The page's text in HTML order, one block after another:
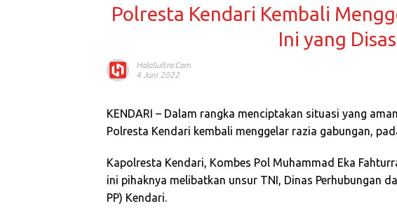
Polresta Kendari Kembali
Ini yang
HaloSultra.com
4 Juni 2022
KENDARI – Dalam rangka menciptakan situasi yang
Polresta Kendari kembali menggelar razia gabungan,
Kapolresta Kendari, Kombes Pol Muhammad Eka
ini pihaknya melibatkan unsur TNI, Dinas Perhubungan
PP) Kendari.